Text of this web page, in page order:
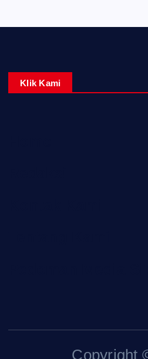
Klik Kami
Copyright